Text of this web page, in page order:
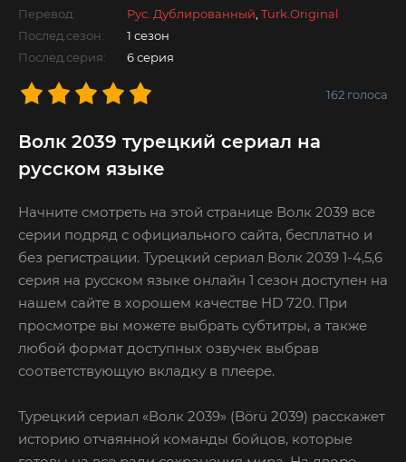
Перевод:
Рус. Дублированный Turk.Original
Послед.сезон:
1 сезон
Послед.серия:
6 серия
162 голоса
Волк 2039 турецкий сериал на
русском языке
Начните смотреть на этой странице Волк 2039 все
серии подряд с официального сайта, бесплатно и
без регистрации. Турецкий сериал Волк 2039 1-4,5,6
серия на русском языке онлайн 1 сезон доступен на
нашем сайте в хорошем качестве HD 720. При
просмотре вы можете выбрать субтитры, а также
любой формат доступных озвучек выбрав
соответствующую вкладку в плеере.
Турецкий сериал «Волк 2039» (Börü 2039) расскажет
историю отчаянной команды бойцов, которые